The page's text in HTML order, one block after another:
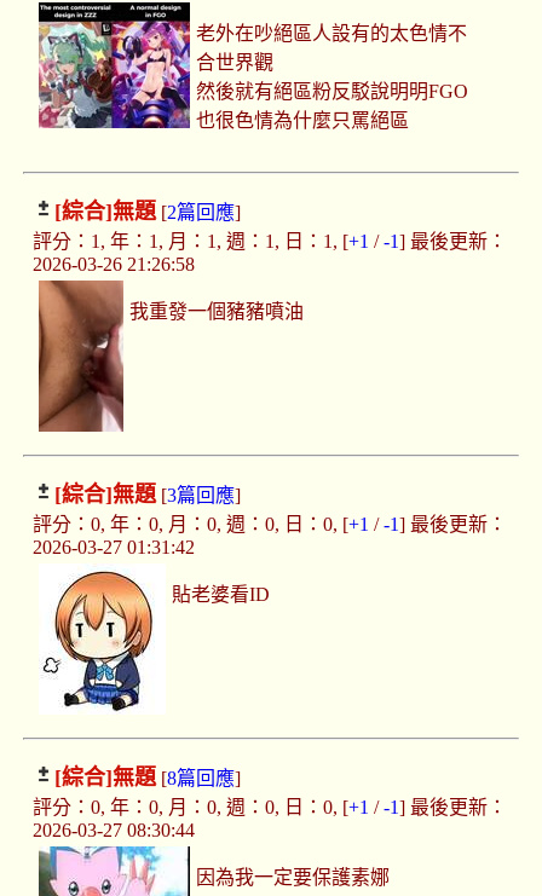
老外在吵絕區人設有的太色情不
合世界觀
然後就有絕區粉反駁說明明FGO
也很色情為什麼只罵絕區
[綜合]無題[2篇回應]
評分：1, 年：1, 月：1, 週：1, 日：1, [+1 /-1] 最後更新：
2026-03-26 21:26:58
我重發一個豬豬噴油
[綜合]無題[3篇回應]
評分：0, 年：0, 月：0, 週：0, 日：0, [+1 /-1] 最後更新：
2026-03-27 01:31:42
貼老婆看ID
[綜合]無題[8篇回應]
評分：0, 年：0, 月：0, 週：0, 日：0, [+1 /-1] 最後更新：
2026-03-27 08:30:44
因為我一定要保護素娜